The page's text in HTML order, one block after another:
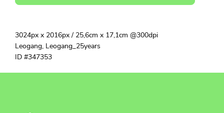
3024px x 2016px / 25,6cm x 17,1cm @300dpi
Leogang, Leogang_25years
ID #347353